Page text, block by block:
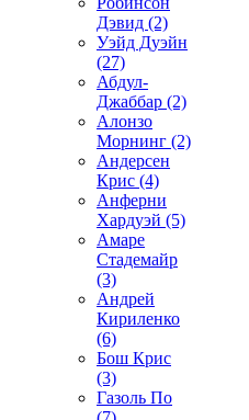
Дэвид (2)
Уэйд Дуэйн
(27)
Абдул-
Джаббар (2)
Алонзо
Морнинг (2)
Андерсен
Крис (4)
Анферни
Xардуэй (5)
Амаре
Стадемайр
(3)
Андрей
Кириленко
(6)
Бош Крис
(3)
Газоль По